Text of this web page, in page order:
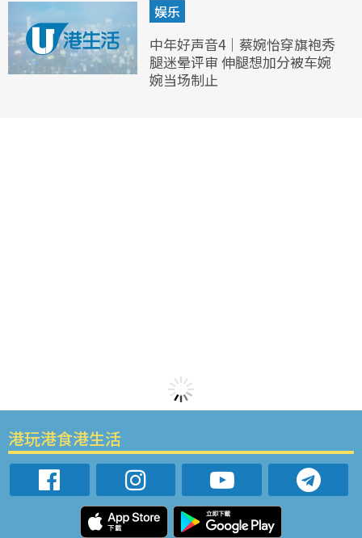
娱乐
中年好声音4｜蔡婉怡穿旗袍秀
腿迷晕评审 伸腿想加分被车婉
婉当场制止
港玩港食港生活